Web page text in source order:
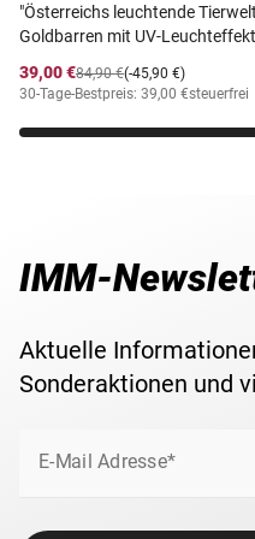
"Österreichs leuchtende
Goldbarren mit UV-Leuchteffekt
39,00 €
(-45,90 €)
84,90 €
30-Tage-Bestpreis: 39,00 €steuerfrei
IMM-
Aktuelle
Sonderaktionen und
E-Mail Adresse*